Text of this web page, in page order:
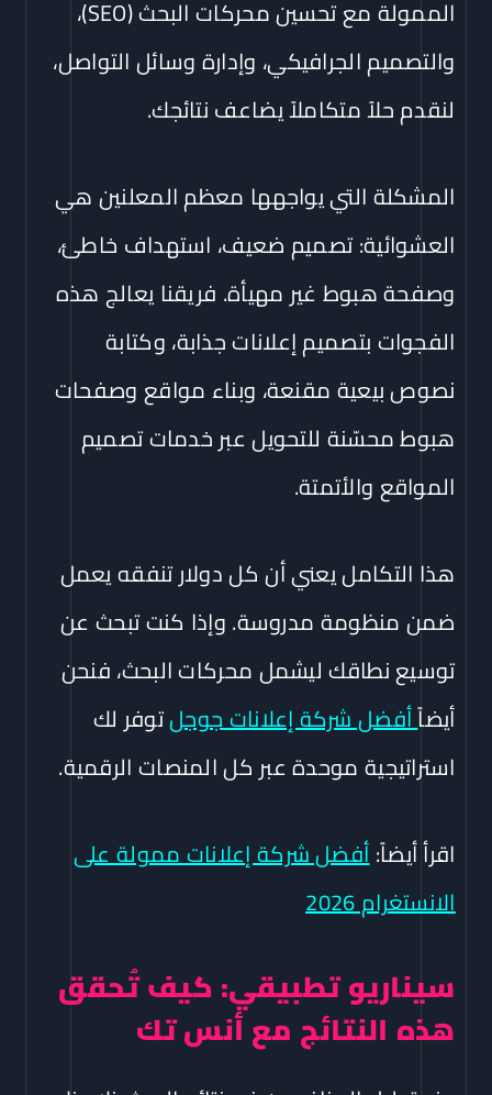
الممولة مع تحسين محركات البحث (SEO)،
والتصميم الجرافيكي، وإدارة وسائل التواصل،
لنقدم حلاً متكاملاً يضاعف نتائجك.
المشكلة التي يواجهها معظم المعلنين هي
العشوائية: تصميم ضعيف، استهداف خاطئ،
وصفحة هبوط غير مهيأة. فريقنا يعالج هذه
الفجوات بتصميم إعلانات جذابة، وكتابة
نصوص بيعية مقنعة، وبناء مواقع وصفحات
هبوط محسّنة للتحويل عبر خدمات تصميم
المواقع والأتمتة.
هذا التكامل يعني أن كل دولار تنفقه يعمل
ضمن منظومة مدروسة. وإذا كنت تبحث عن
توسيع نطاقك ليشمل محركات البحث، فنحن
أيضاًأفضل شركة إعلانات جوجلتوفر لك
استراتيجية موحدة عبر كل المنصات الرقمية.
اقرأ أيضاً:أفضل شركة إعلانات ممولة على
الانستغرام 2026
سيناريو تطبيقي: كيف تُحقق
هذه النتائج مع أنس تك